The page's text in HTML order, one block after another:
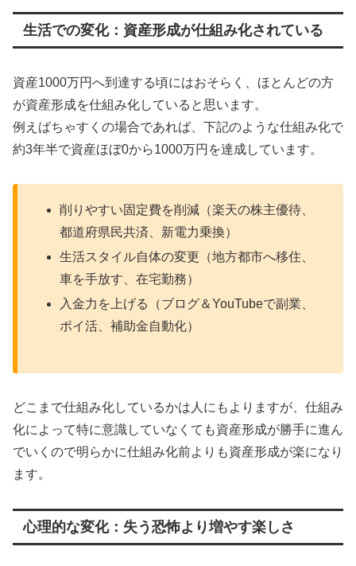
生活での変化：資産形成が仕組み化されている
資産1000万円へ到達する頃にはおそらく、ほとんどの方
が資産形成を仕組み化していると思います。
例えばちゃすくの場合であれば、下記のような仕組み化で
約3年半で資産ほぼ0から1000万円を達成しています。
削りやすい固定費を削減（楽天の株主優待、
都道府県民共済、新電力乗換）
生活スタイル自体の変更（地方都市へ移住、
車を手放す、在宅勤務）
入金力を上げる（ブログ＆YouTubeで副業、
ポイ活、補助金自動化）
どこまで仕組み化しているかは人にもよりますが、仕組み
化によって特に意識していなくても資産形成が勝手に進ん
でいくので明らかに仕組み化前よりも資産形成が楽になり
ます。
心理的な変化：失う恐怖より増やす楽しさ